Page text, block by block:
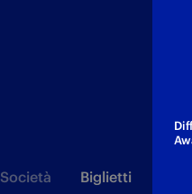
Società Biglietti